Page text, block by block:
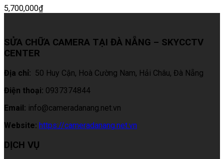
5,700,000₫
SỬA CHỮA CAMERA TẠI ĐÀ NẴNG – SKYCCTV
CENTER
Địa chỉ: 50 Huy Cận, Hoà Cường Nam, Hải Châu, Đà Nẵng
Điện thoại: 0937374844
Email: info@cameradanang.net.vn
Website: https://cameradanang.net.vn
DỊCH VỤ